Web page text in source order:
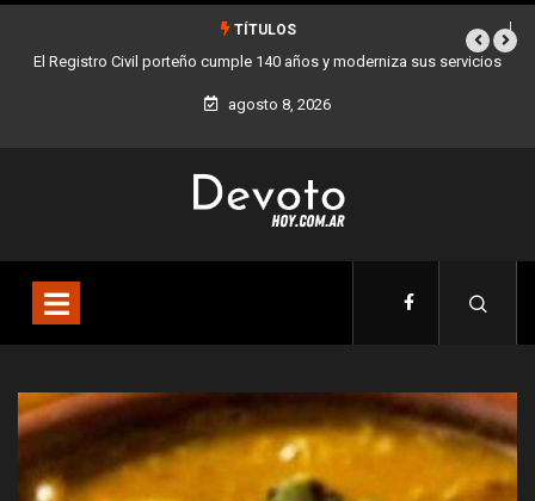
TÍTULOS
años y moderniza sus servicios Buenos Aires sumó 12 nuevos Bares
agosto 8, 2026